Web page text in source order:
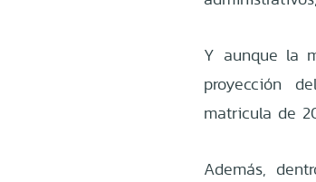
Y aunque la
proyección
matricula de
Además,